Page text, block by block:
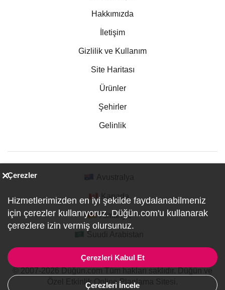
Hakkımızda
İletişim
Gizlilik ve Kullanım
Site Haritası
Ürünler
Şehirler
Gelinlik
Kanada
Almanya
Özel Etkinlik Online Planlama Sitesi.
Çerezler
Hizmetlerimizden en iyi şekilde faydalanabilmeniz
için çerezler kullanıyoruz. Düğün.com'u kullanarak
çerezlere izin vermiş olursunuz.
Çerezleri Kabul Et
Çerezleri İncele